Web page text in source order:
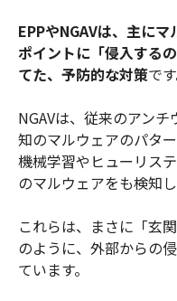
EPPやNGAVは、主に
ポイントに「侵入する
てた、予防的な対策です
NGAVは、従来のアン
知のマルウェアのパタ
機械学習やヒューリス
のマルウェアをも検知
これらは、まさに「玄
のように、外部からの
ています。